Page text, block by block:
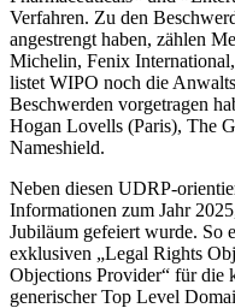
Verfahren. Zu den
angestrengt haben, zählen
Michelin, Fenix
listet WIPO noch die
Beschwerden vorgetragen
Hogan Lovells (Paris), The
Nameshield.
Neben diesen UDRP-
Informationen zum Jahr
Jubiläum gefeiert wurde.
exklusiven „Legal Rights
Objections Provider“ für die
generischer Top Level